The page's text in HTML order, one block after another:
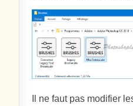
Il ne faut pas modifier